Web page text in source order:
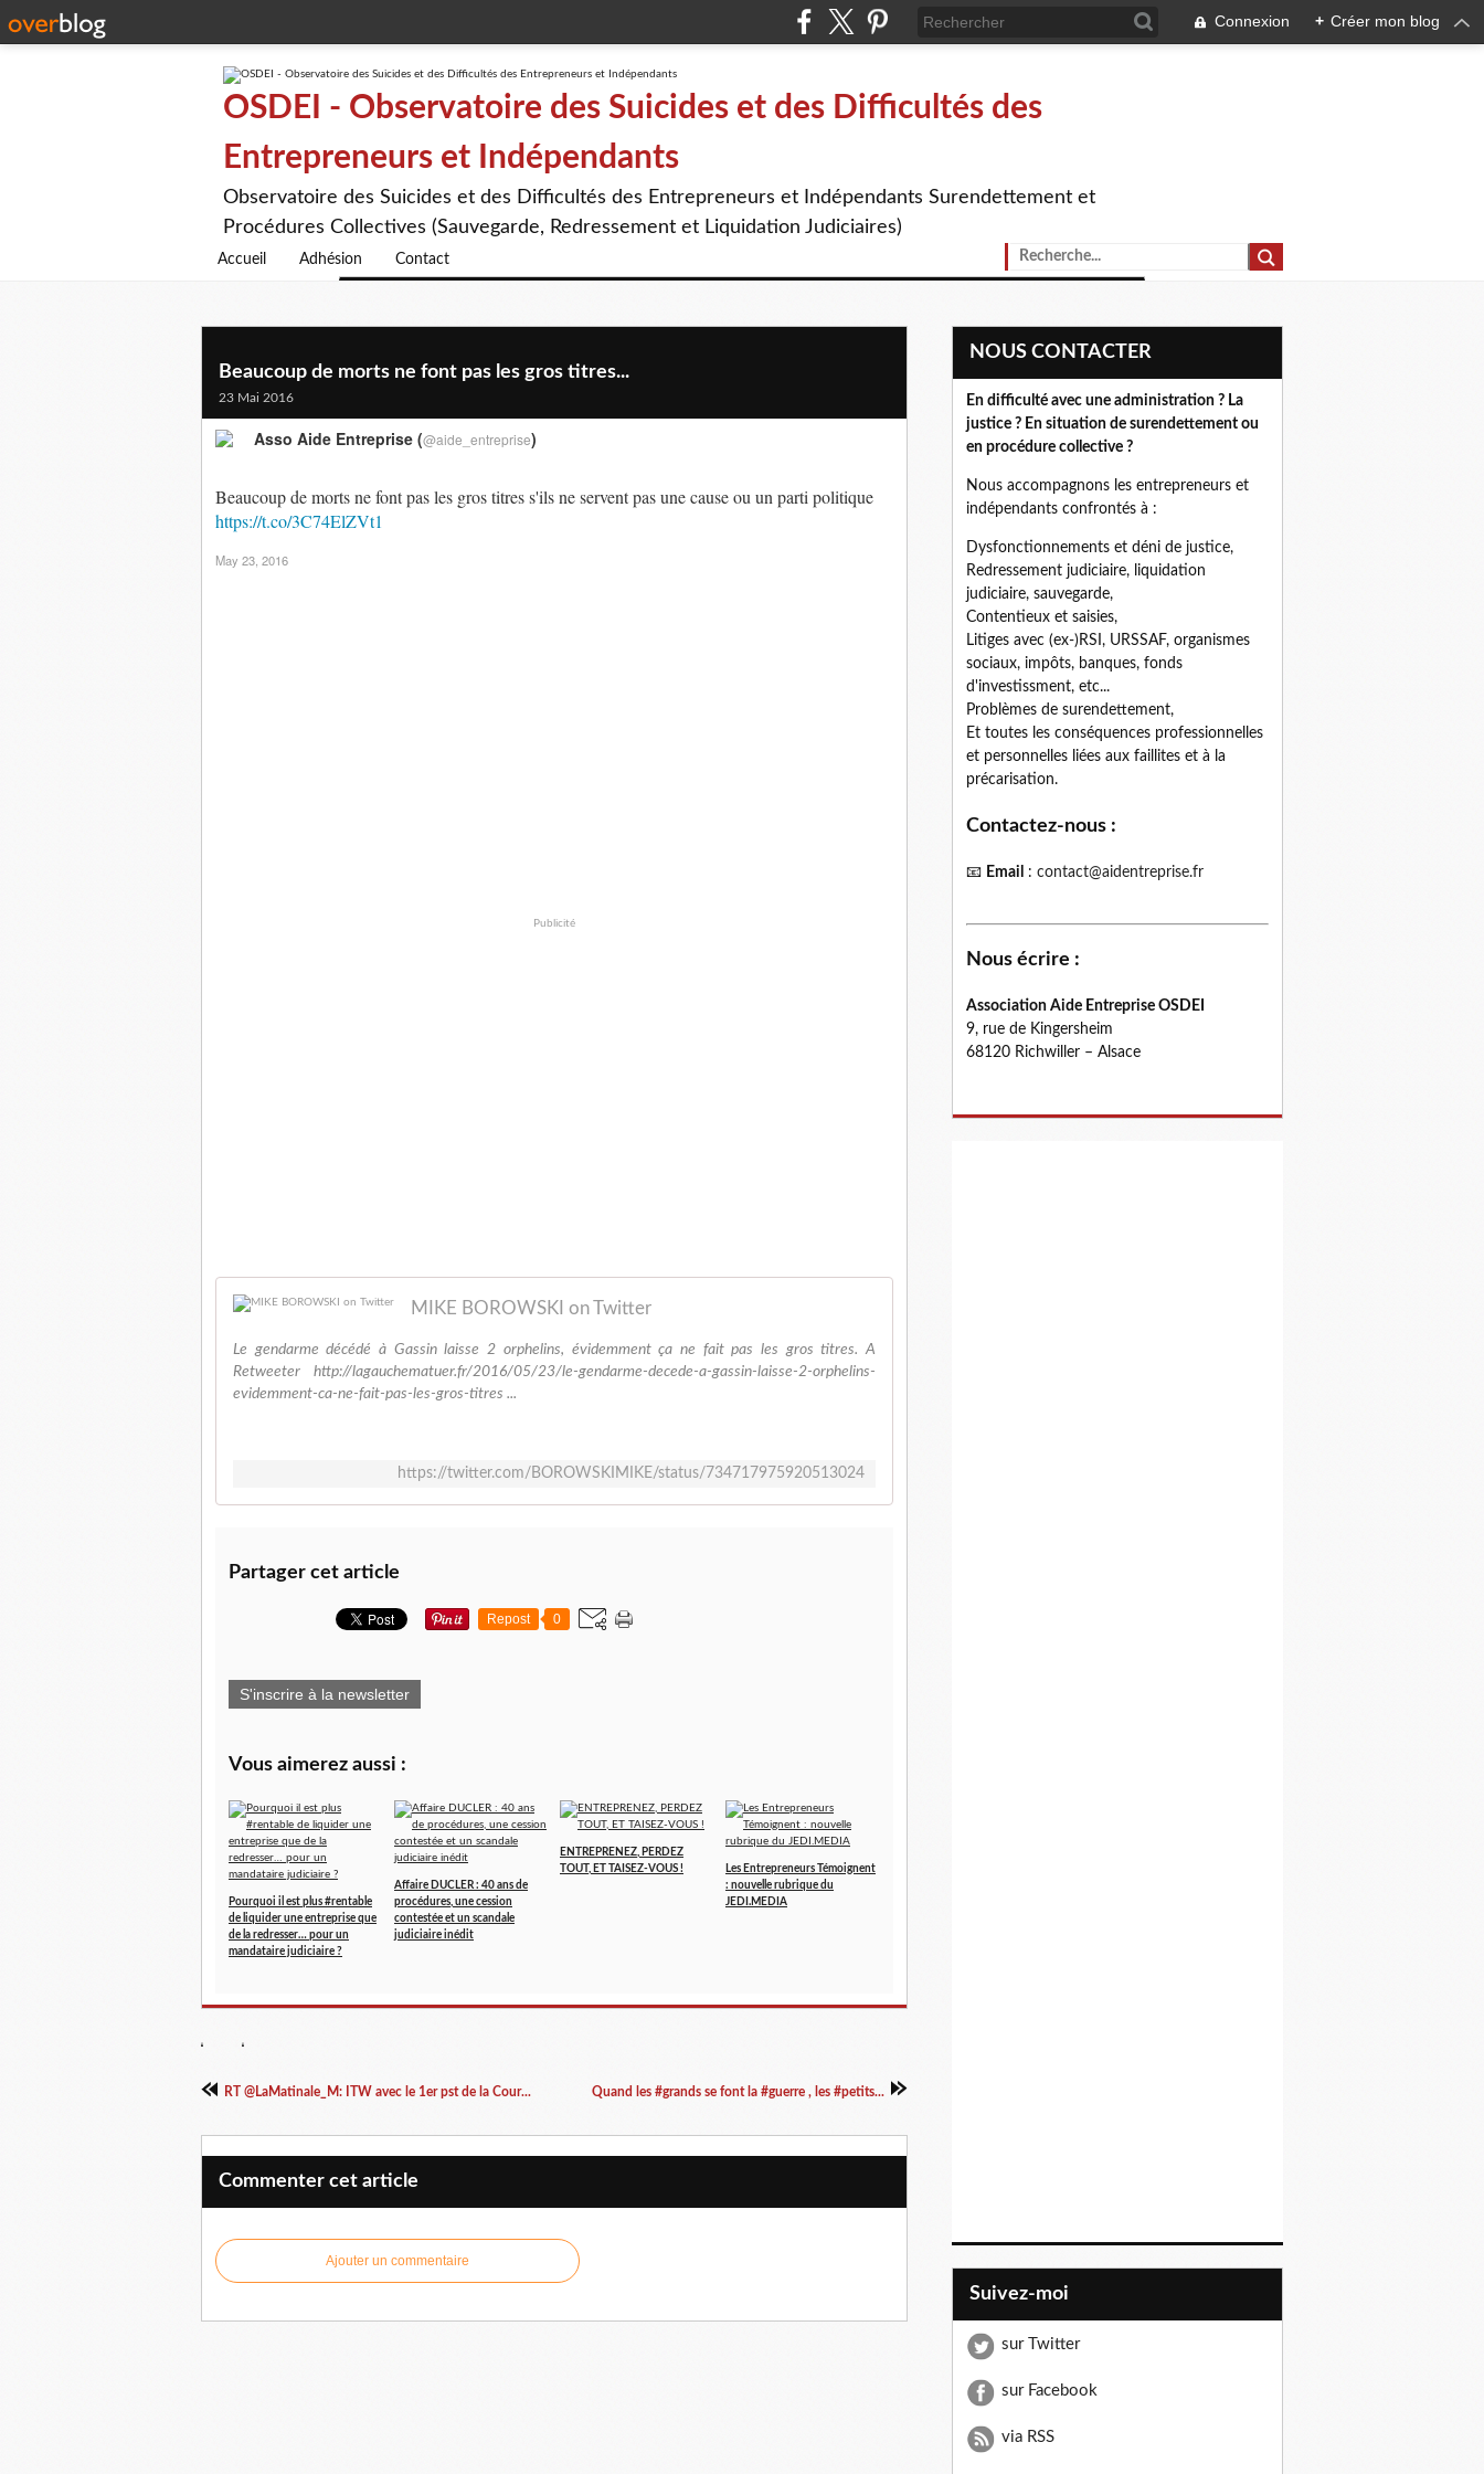
Connexion + Créer mon blog
OSDEI - Observatoire des Suicides et des Difficultés des
Entrepreneurs et Indépendants
Observatoire des Suicides et des Difficultés des Entrepreneurs et Indépendants Surendettement et
Procédures Collectives (Sauvegarde, Redressement et Liquidation Judiciaires)
Accueil Adhésion Contact
Beaucoup de morts ne font pas les gros titres...
23 Mai 2016
Beaucoup de morts ne font pas les gros titres s'ils ne servent pas une cause ou un parti politique
https://t.co/3C74ElZVt1
Asso Aide Entreprise (@aide_entreprise)
May 23, 2016
Publicité
MIKE BOROWSKI on Twitter
Le gendarme décédé à Gassin laisse 2 orphelins, évidemment ça ne fait pas les gros titres. A
Retweeter http://lagauchematuer.fr/2016/05/23/le-gendarme-decede-a-gassin-laisse-2-orphelins-
evidemment-ca-ne-fait-pas-les-gros-titres ...
https://twitter.com/BOROWSKIMIKE/status/734717975920513024
Partager cet article
Repost 0
S'inscrire à la newsletter
Vous aimerez aussi :
Pourquoi il est plus #rentable
de liquider une entreprise que
de la redresser… pour un
mandataire judiciaire ?
Affaire DUCLER : 40 ans de
procédures, une cession
contestée et un scandale
judiciaire inédit
ENTREPRENEZ, PERDEZ
TOUT, ET TAISEZ-VOUS !
Les Entrepreneurs Témoignent
: nouvelle rubrique du
JEDI.MEDIA
RT @LaMatinale_M: ITW avec le 1er pst de la Cour... Quand les #grands se font la #guerre , les #petits...
Commenter cet article
Ajouter un commentaire
NOUS CONTACTER
En difficulté avec une administration ? La
justice ? En situation de surendettement ou
en procédure collective ?
Nous accompagnons les entrepreneurs et
indépendants confrontés à :
Dysfonctionnements et déni de justice,
Redressement judiciaire, liquidation
judiciaire, sauvegarde,
Contentieux et saisies,
Litiges avec (ex-)RSI, URSSAF, organismes
sociaux, impôts, banques, fonds
d'investissment, etc...
Problèmes de surendettement,
Et toutes les conséquences professionnelles
et personnelles liées aux faillites et à la
précarisation.
Contactez-nous :
📧 Email : contact@aidentreprise.fr
Nous écrire :
Association Aide Entreprise OSDEI
9, rue de Kingersheim
68120 Richwiller – Alsace
Suivez-moi
sur Twitter
sur Facebook
via RSS